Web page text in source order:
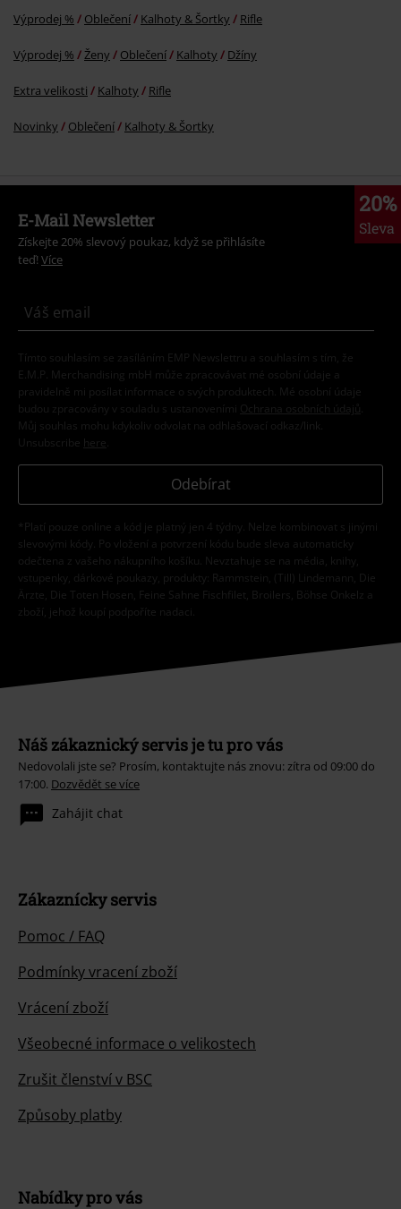
Výprodej % Oblečení Kalhoty & Šortky Rifle
Výprodej % Ženy Oblečení Kalhoty Džíny
Extra velikosti Kalhoty Rifle
Novinky Oblečení Kalhoty & Šortky
20%
Sleva
E-Mail Newsletter
Získejte 20% slevový poukaz, když se přihlásíte
teď! Více
Tímto souhlasím se zasíláním EMP Newslettru a souhlasím s tím, že
E.M.P. Merchandising mbH může zpracovávat mé osobní údaje a
pravidelně mi posílat informace o svých produktech. Mé osobní údaje
budou zpracovány v souladu s ustanoveními
Ochrana osobních údajů
Můj souhlas mohu kdykoliv odvolat na odhlašovací odkaz/link.
Unsubscribe here
Odebírat
*Platí pouze online a kód je platný jen 4 týdny. Nelze kombinovat s jinými
slevovými kódy. Po vložení a potvrzení kódu bude sleva automaticky
odečtena z vašeho nákupního košíku. Nevztahuje se na média, knihy,
vstupenky, dárkové poukazy, produkty: Rammstein, (Till) Lindemann, Die
Ärzte, Die Toten Hosen, Feine Sahne Fischfilet, Broilers, Böhse Onkelz a
zboží, jehož koupí podpoříte nadaci.
Náš zákaznický servis je tu pro vás
Nedovolali jste se? Prosím, kontaktujte nás znovu: zítra od 09:00 do
17:00. Dozvědět se více
Zahájit chat
Zákaznícky servis
Pomoc / FAQ
Podmínky vracení zboží
Vrácení zboží
Všeobecné informace o velikostech
Zrušit členství v BSC
Způsoby platby
Nabídky pro vás